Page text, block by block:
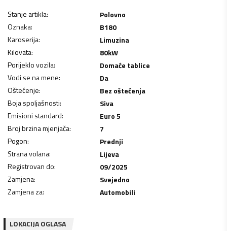
Stanje artikla:
Polovno
Oznaka:
B180
Karoserija:
Limuzina
Kilovata: 80kW
Porijeklo vozila:
Domaće tablice
Vodi se na mene:
Da
Oštećenje:
Bez oštećenja
Boja spoljašnosti:
Siva
Emisioni standard:
Euro 5
Broj brzina mjenjača:
7
Pogon:
Prednji
Strana volana:
Lijeva
Registrovan do:
09/2025
Zamjena:
Svejedno
Zamjena za: Automobili
LOKACIJA OGLASA